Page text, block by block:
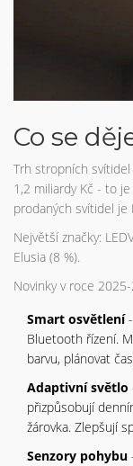
Co se
Trh stropních
1,2 miliardy Kč - to
prodaných svítidel je
Největší značky:
Elusia (8 %).
Novinky v roce
Smart osvětlení-
Bluetooth řízení.
barvu, plánovat
Adaptivní světlo
přizpůsobují
žárovka. Zlepšují
Senzory pohybu